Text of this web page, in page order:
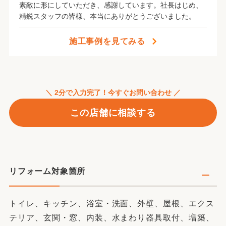
素敵に形にしていただき、感謝しています。社長はじめ、
精鋭スタッフの皆様、本当にありがとうございました。
施工事例を見てみる
＼ 2分で入力完了！今すぐお問い合わせ ／
この店舗に相談する
リフォーム対象箇所
トイレ、キッチン、浴室・洗面、外壁、屋根、エクス
テリア、玄関・窓、内装、水まわり器具取付、増築、